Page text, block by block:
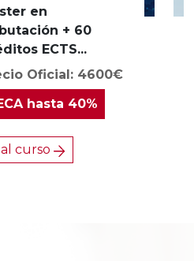
en
+ 60
ECTS...
Oficial: 4600€
hasta 40%
al curso